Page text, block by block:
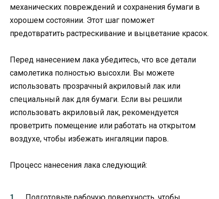
механических повреждений и сохранения бумаги в
хорошем состоянии. Этот шаг поможет
предотвратить растрескивание и выцветание красок.
Перед нанесением лака убедитесь, что все детали
самолетика полностью высохли. Вы можете
использовать прозрачный акриловый лак или
специальный лак для бумаги. Если вы решили
использовать акриловый лак, рекомендуется
проветрить помещение или работать на открытом
воздухе, чтобы избежать ингаляции паров.
Процесс нанесения лака следующий: